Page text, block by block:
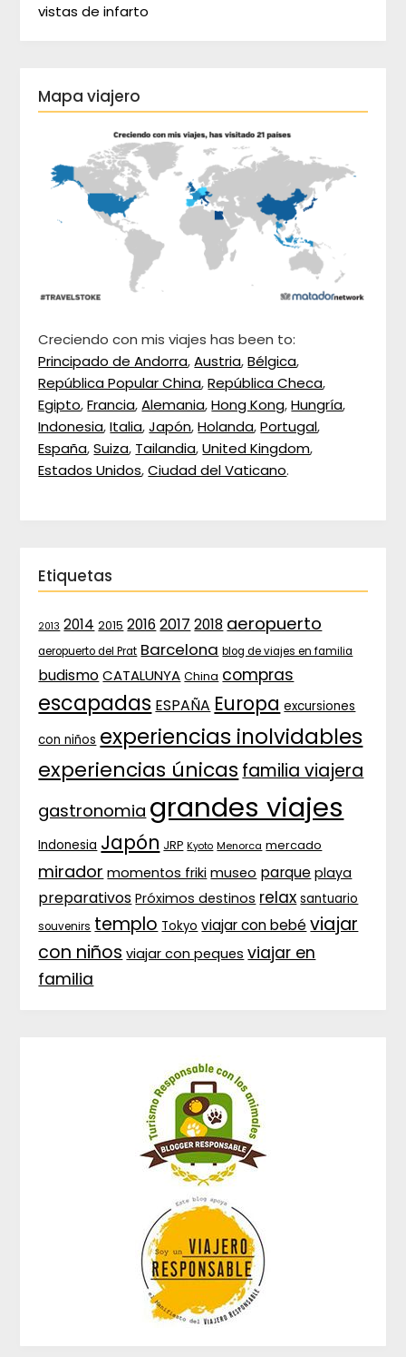
vistas de infarto
Mapa viajero
Creciendo con mis viajes has been to:
Principado de Andorra,Austria,Bélgica,
República Popular China,República Checa,
Egipto,Francia,Alemania,Hong Kong,Hungría,
Indonesia,Italia,Japón,Holanda,Portugal,
España,Suiza, Tailandia,United Kingdom,
Estados Unidos,Ciudad del Vaticano.
Etiquetas
2013 2014 2015 2016 2017 2018 aeropuerto
aeropuerto del Prat Barcelona blog de viajes en familia
budismo CATALUNYA China compras
escapadas ESPAÑA Europa excursiones
con niños experiencias inolvidables
experiencias únicas familia viajera
gastronomia grandes viajes
Indonesia Japón JRP Kyoto Menorca mercado
mirador momentos friki museo parque playa
preparativos Próximos destinos relax santuario
souvenirs templo Tokyo viajar con bebé viajar
con niños viajar con peques viajar en
familia